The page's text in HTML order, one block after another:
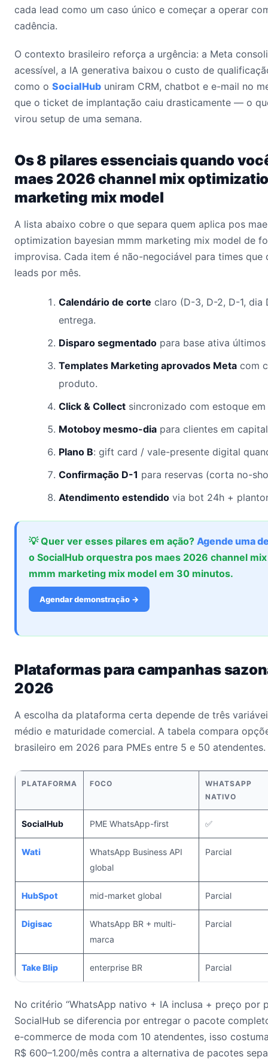
cada lead como um caso único e começar a operar
cadência.
O contexto brasileiro reforça a urgência: a Meta
acessível, a IA generativa baixou o custo de
como o SocialHub uniram CRM, chatbot e e-mail no
que o ticket de implantação caiu drasticamente — o
virou setup de uma semana.
Os 8 pilares essenciais quando
maes 2026 channel mix
marketing mix model
A lista abaixo cobre o que separa quem aplica pos
optimization bayesian mmm marketing mix model de
improvisa. Cada item é não-negociável para times que
leads por mês.
Calendário de corte claro (D-3, D-2, D-1, dia
entrega.
Disparo segmentado para base ativa
Templates Marketing aprovados Meta com
produto.
Click & Collect sincronizado com estoque
Motoboy mesmo-dia para clientes em
Plano B: gift card / vale-presente digital
Confirmação D-1 para reservas (corta no-
Atendimento estendido via bot 24h +
💡 Quer ver esses pilares em ação? Agende uma
o SocialHub orquestra pos maes 2026 channel
mmm marketing mix model em 30 minutos.
Agendar demonstração →
Plataformas para campanhas
2026
A escolha da plataforma certa depende de três
médio e maturidade comercial. A tabela compara
brasileiro em 2026 para PMEs entre 5 e 50 atendentes.
PLATAFORMA FOCO
WHATSAPP
NATIVO
SocialHub PME WhatsApp-first ✅
Wati
WhatsApp Business API
global
Parcial
HubSpot mid-market global Parcial
Digisac
WhatsApp BR + multi-
marca
Parcial
Take Blip enterprise BR Parcial
No critério “WhatsApp nativo + IA inclusa + preço por
SocialHub se diferencia por entregar o pacote
e-commerce de moda com 10 atendentes, isso
R$ 600–1.200/mês contra a alternativa de pacotes